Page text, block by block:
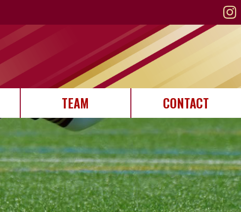
TEAM
選手紹介
STAFF紹介
CONTACT
メンバー募集
お問い合わせ